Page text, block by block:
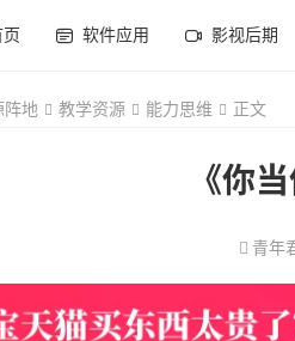
软件应用 影视后期
阵地 教学资源 能力思维 正文
《你
青年